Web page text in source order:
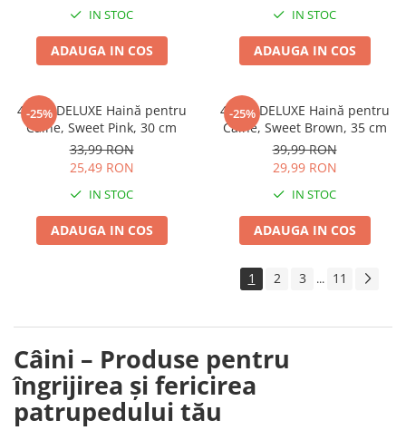
IN STOC
ADAUGA IN COS
IN STOC
ADAUGA IN COS
-25%
4DOG DELUXE Haină pentru
Câine, Sweet Pink, 30 cm
33,99 RON
25,49 RON
IN STOC
ADAUGA IN COS
-25%
4DOG DELUXE Haină pentru
Câine, Sweet Brown, 35 cm
39,99 RON
29,99 RON
IN STOC
ADAUGA IN COS
1 2 3 ... 11
Câini – Produse pentru
îngrijirea și fericirea
patrupedului tău